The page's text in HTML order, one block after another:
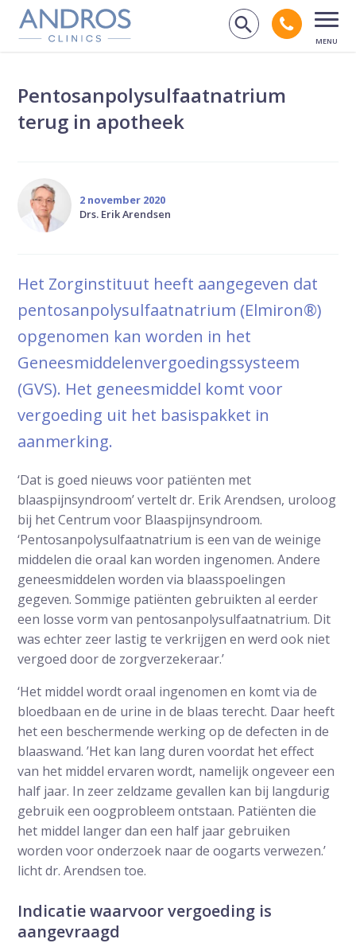
Navigatie overslaan
Zoek op
Bel
Pentosanpolysulfaatnatrium
terug in apotheek
2 november 2020
Drs. Erik Arendsen
Het Zorginstituut heeft aangegeven dat
pentosanpolysulfaatnatrium (Elmiron®)
opgenomen kan worden in het
Geneesmiddelenvergoedingssysteem
(GVS). Het geneesmiddel komt voor
vergoeding uit het basispakket in
aanmerking.
‘Dat is goed nieuws voor patiënten met
blaaspijnsyndroom’ vertelt dr. Erik Arendsen, uroloog
bij het Centrum voor Blaaspijnsyndroom.
‘Pentosanpolysulfaatnatrium is een van de weinige
middelen die oraal kan worden ingenomen. Andere
geneesmiddelen worden via blaasspoelingen
gegeven. Sommige patiënten gebruikten al eerder
een losse vorm van pentosanpolysulfaatnatrium. Dit
was echter zeer lastig te verkrijgen en werd ook niet
vergoed door de zorgverzekeraar.’
‘Het middel wordt oraal ingenomen en komt via de
bloedbaan en de urine in de blaas terecht. Daar heeft
het een beschermende werking op de defecten in de
blaaswand. ’Het kan lang duren voordat het effect
van het middel ervaren wordt, namelijk ongeveer een
half jaar. In zeer zeldzame gevallen kan bij langdurig
gebruik een oogprobleem ontstaan. Patiënten die
het middel langer dan een half jaar gebruiken
worden voor onderzoek naar de oogarts verwezen.’
licht dr. Arendsen toe.
Indicatie waarvoor vergoeding is
aangevraagd